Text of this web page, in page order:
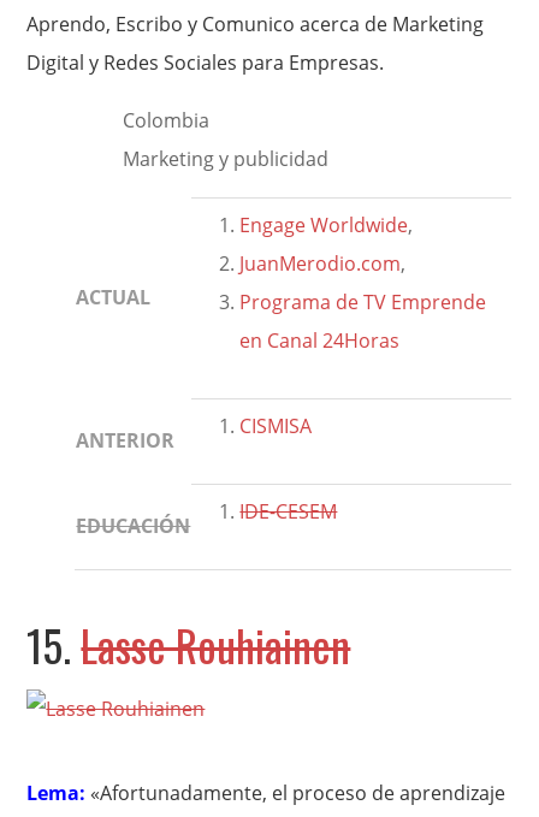
Aprendo, Escribo y Comunico acerca de Marketing
Digital y Redes Sociales para Empresas.
Colombia
Marketing y publicidad
ACTUAL
Engage Worldwide,
JuanMerodio.com,
Programa de TV Emprende
en Canal 24Horas
ANTERIOR
CISMISA
EDUCACIÓN
IDE-CESEM
15.Lasse Rouhiainen
Lema: «Afortunadamente, el proceso de aprendizaje